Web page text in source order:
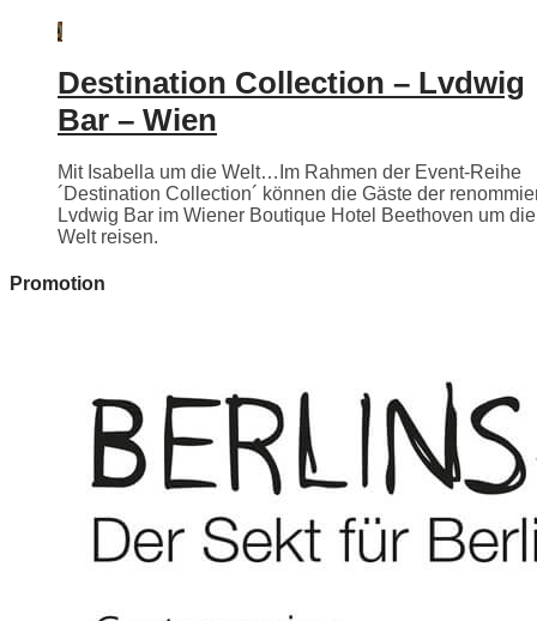
Destination Collection – Lvdwig
Bar – Wien
Mit Isabella um die Welt…Im Rahmen der Event-Reihe
´Destination Collection´ können die Gäste der
Lvdwig Bar im Wiener Boutique Hotel Beethoven um die
Welt reisen.
Promotion